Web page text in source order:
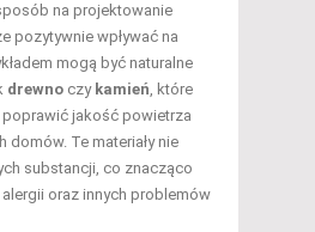
na projektowanie
pozytywnie wpływać na
mogą być naturalne
drewno czy kamień, które
jakość powietrza
domów. Te materiały nie
substancji, co znacząco
oraz innych problemów